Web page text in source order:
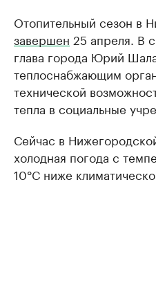
Отопительный сезон в
завершен 25 апреля. В
глава города Юрий
теплоснабжающим
технической
тепла в социальные
Сейчас в
холодная погода с
10°С ниже